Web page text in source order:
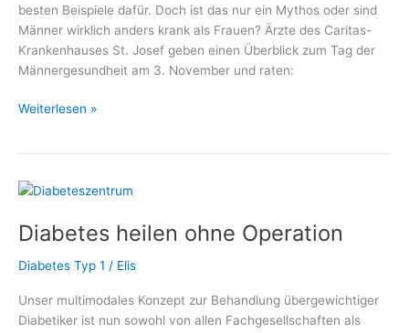
besten Beispiele dafür. Doch ist das nur ein Mythos oder sind
Männer wirklich anders krank als Frauen? Ärzte des Caritas-
Krankenhauses St. Josef geben einen Überblick zum Tag der
Männergesundheit am 3. November und raten:
Tag
Sie
Vorsorge!
Weiterlesen »
Diabetes heilen ohne Operation
Diabetes Typ 1 / Elis
Unser multimodales Konzept zur Behandlung übergewichtiger
Diabetiker ist nun sowohl von allen Fachgesellschaften als